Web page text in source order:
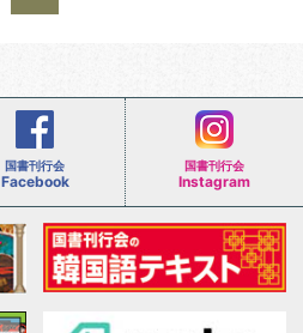
国書刊行会
Facebook
国書刊行会
Instagram